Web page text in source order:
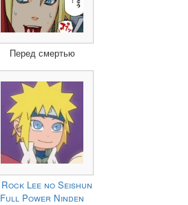
Перед смертью
Rock Lee no Seishun
Full Power Ninden